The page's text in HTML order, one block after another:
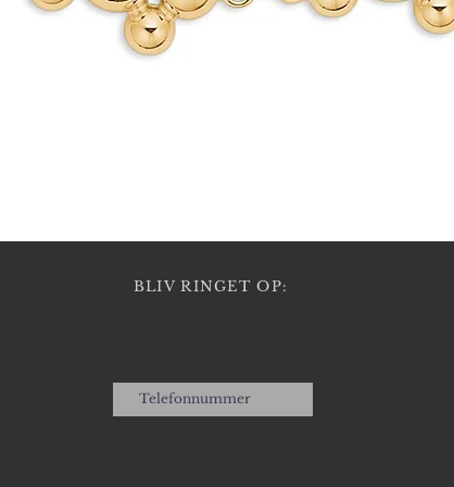
BLIV RINGET OP: